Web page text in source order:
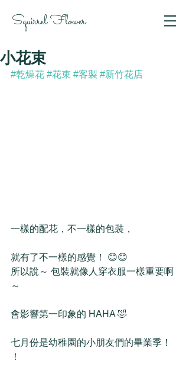
Squirrel Flower
小花束
#乾燥花 #花束 #客製 #新竹花店
一樣的配花，不一樣的包裝，
就有了不一樣的感覺！ 😊😊
所以說～ 包裝就像人穿衣服一樣重要啊
～
會影響第一印象的 HAHA 🤣
七月份是幼稚園的小朋友們的畢業季！
！